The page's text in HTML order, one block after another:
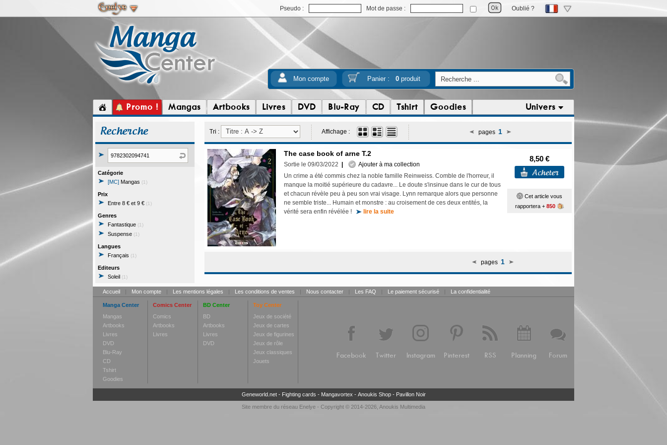
Pseudo : Mot de passe : Oublié ?
Mon compte Panier : 0produit
Promo ! Mangas Artbooks Livres DVD Blu-Ray CD Tshirt Goodies Univers
Recherche
Catégorie
[MC] Mangas (1)
Prix
Entre 8 € et 9 € (1)
Genres
Fantastique (1)
Suspense (1)
Langues
Français (1)
Editeurs
Soleil (1)
Tri : Affichage : pages 1
The case book of arne T.2
Sortie le 09/03/2022
Ajouter à ma collection
Un crime a été commis chez la noble famille Reinweiss. Comble de l'horreur, il
manque la moitié supérieure du cadavre... Le doute s'insinue dans le cur de tous
et chacun révèle peu à peu son vrai visage. Lynn remarque alors que personne
ne semble triste... Humain et monstre : au croisement de ces deux entités, la
vérité sera enfin révélée !
lire la suite
8,50 €
Cet article vous
rapportera + 850
pages 1
Accueil | Mon compte | Les mentions légales | Les conditions de ventes | Nous contacter | Les FAQ | Le paiement sécurisé | La confidentialité
Manga Center
Mangas
Artbooks
Livres
DVD
Blu-Ray
CD
Tshirt
Goodies
Comics Center
Comics
Artbooks
Livres
BD Center
BD
Artbooks
Livres
DVD
Toy Center
Jeux de société
Jeux de cartes
Jeux de figurines
Jeux de rôle
Jeux classiques
Jouets
Facebook Twitter Instagram Pinterest RSS Planning Forum
Geneworld.net- Fighting cards - Mangavortex - Anoukis Shop- Pavillon Noir
Site membre du réseau Enelye - Copyright © 2014-2026, Anoukis Multimedia